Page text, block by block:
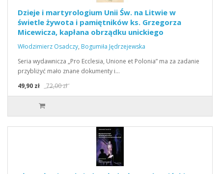
Dzieje i martyrologium Unii Św. na Litwie w
świetle żywota i pamiętników ks. Grzegorza
Micewicza, kapłana obrządku unickiego
Włodzimierz Osadczy, Bogumiła Jędrzejewska
Seria wydawnicza „Pro Ecclesia, Unione et Polonia” ma za zadanie
przybliżyć mało znane dokumenty i…
49,90 zł
72,00 zł